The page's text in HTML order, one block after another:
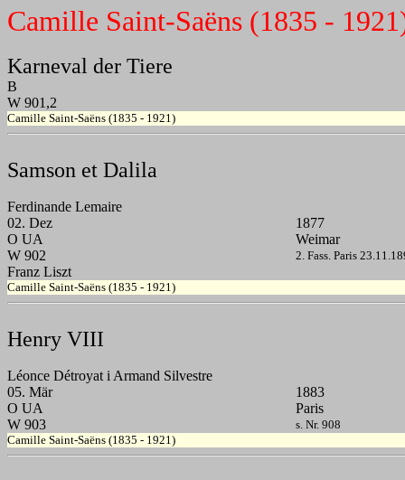
Camille Saint-Saëns (1835 -
Karneval der Tiere
B
W 901,2
Camille Saint-Saëns (1835 - 1921)
Samson et Dalila
Ferdinande Lemaire
02. Dez
1877
O UA
Weimar
W 902
2. Fass. Paris
Franz Liszt
Camille Saint-Saëns (1835 - 1921)
Henry VIII
Léonce Détroyat i Armand Silvestre
05. Mär
1883
O UA
Paris
W 903
s. Nr. 908
Camille Saint-Saëns (1835 - 1921)